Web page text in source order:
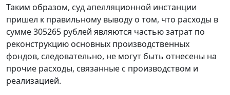
Таким образом, суд апелляционной инстанции
пришел к правильному выводу о том, что расходы в
сумме 305265 рублей являются частью затрат по
реконструкцию основных производственных
фондов, следовательно, не могут быть отнесены на
прочие расходы, связанные с производством и
реализацией.